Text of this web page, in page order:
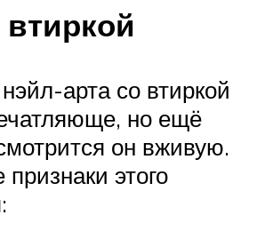
арта со втиркой
но ещё
он вживую.
этого